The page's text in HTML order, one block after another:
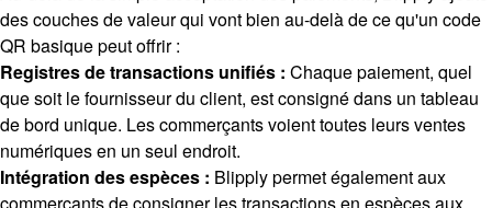
des couches de valeur qui vont bien au-delà de ce qu'un code
QR basique peut offrir :
Registres de transactions unifiés : Chaque paiement, quel
que soit le fournisseur du client, est consigné dans un tableau
de bord unique. Les commerçants voient toutes leurs ventes
numériques en un seul endroit.
Intégration des espèces : Blipply permet également aux